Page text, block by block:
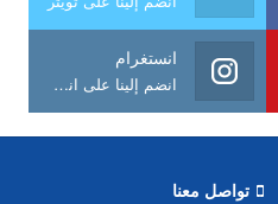
انستغرام
انضم إلينا على انستغرام
تواصل معنا